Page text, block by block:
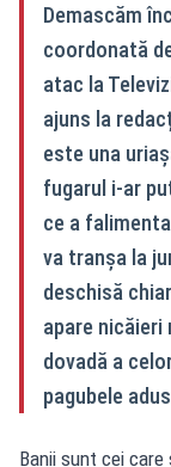
Demascăm
coordonată
atac la
ajuns la
este una
fugarul i-ar
ce a
va tranșa la
deschisă
apare nicăieri
dovadă a
pagubele
Banii sunt cei